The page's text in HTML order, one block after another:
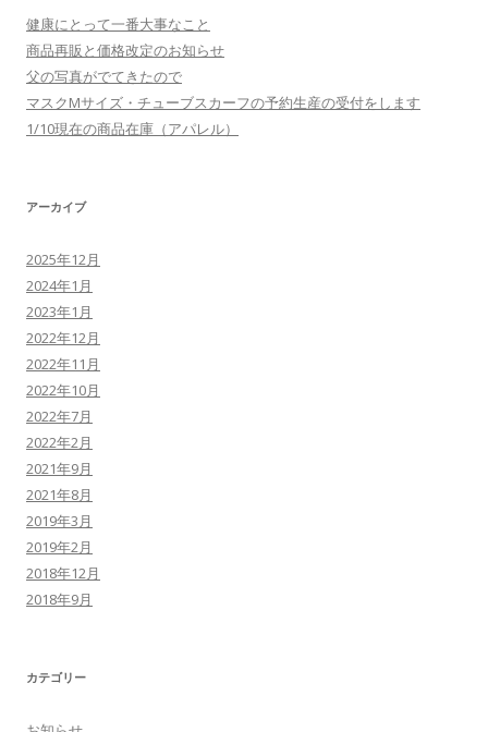
健康にとって一番大事なこと
商品再販と価格改定のお知らせ
父の写真がでてきたので
マスクMサイズ・チューブスカーフの予約生産の受付をします
1/10現在の商品在庫（アパレル）
アーカイブ
2025年12月
2024年1月
2023年1月
2022年12月
2022年11月
2022年10月
2022年7月
2022年2月
2021年9月
2021年8月
2019年3月
2019年2月
2018年12月
2018年9月
カテゴリー